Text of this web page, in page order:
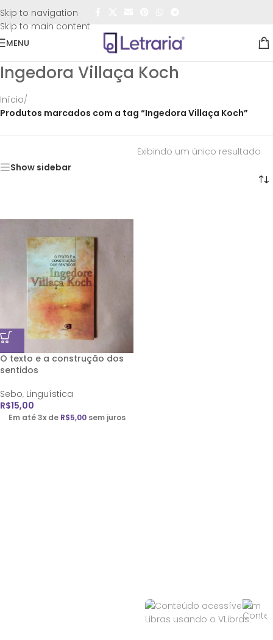
Skip to navigation
Skip to main content
FRETE GRÁTIS
MENU
Ingedora Villaça Koch
Início/
Produtos marcados com a tag “Ingedora Villaça Koch”
Show sidebar
Exibindo um único resultado
O texto e a construção dos
sentidos
Sebo, Linguística
R$15,00
Em até 3x de R$5,00 sem juros